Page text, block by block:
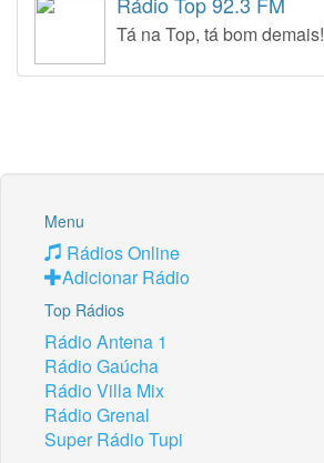
Tá na Top, tá bom demais!
Menu
Rádios Online
Adicionar Rádio
Top Rádios
Rádio Antena 1
Rádio Gaúcha
Rádio Villa Mix
Rádio Grenal
Super Rádio Tupi